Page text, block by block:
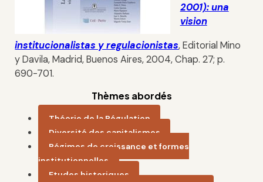
2001): una
vision
institucionalistas y regulacionistas, Editorial Mino
y Davila, Madrid, Buenos Aires, 2004, Chap. 27; p.
690-701.
Thèmes abordés
Théorie de la Régulation
Diversité des capitalismes
Régimes de croissance et formes
institutionnelles
Etudes historiques